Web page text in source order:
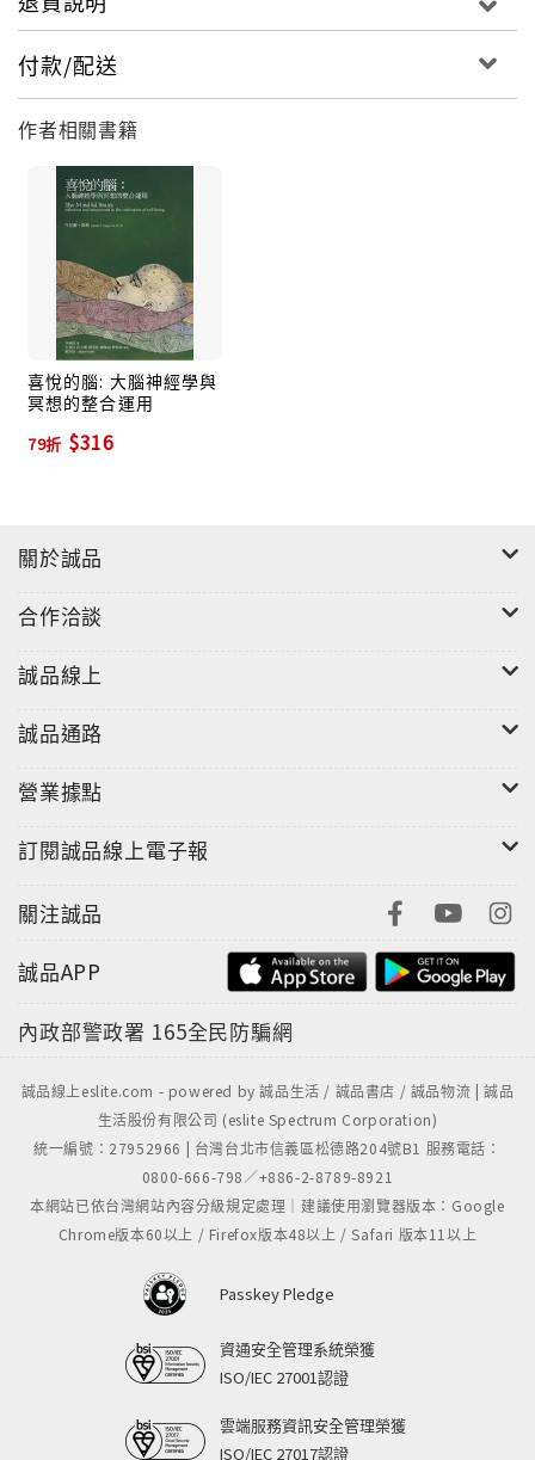
付款/配送
作者相關書籍
喜悅的腦: 大腦神經學與
冥想的整合運用
79折 $316
關於誠品
合作洽談
誠品線上
誠品通路
營業據點
訂閱誠品線上電子報
關注誠品
誠品APP
內政部警政署 165全民防騙網
誠品線上eslite.com - powered by 誠品生活 / 誠品書店 / 誠品物流 | 誠品
生活股份有限公司 (eslite Spectrum Corporation)
統一編號：27952966 | 台灣台北市信義區松德路204號B1 服務電話：
0800-666-798／+886-2-8789-8921
本網站已依台灣網站內容分級規定處理｜建議使用瀏覽器版本：Google
Chrome版本60以上 / Firefox版本48以上 / Safari 版本11以上
Passkey Pledge
資通安全管理系統榮獲
ISO/IEC 27001認證
雲端服務資訊安全管理榮獲
ISO/IEC 27017認證